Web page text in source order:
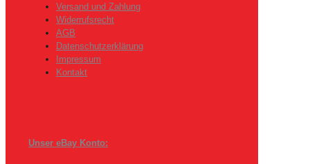
Versand und Zahlung
Widerrufsrecht
AGB
Datenschutzerklärung
Impressum
Kontakt
Unser eBay Konto: